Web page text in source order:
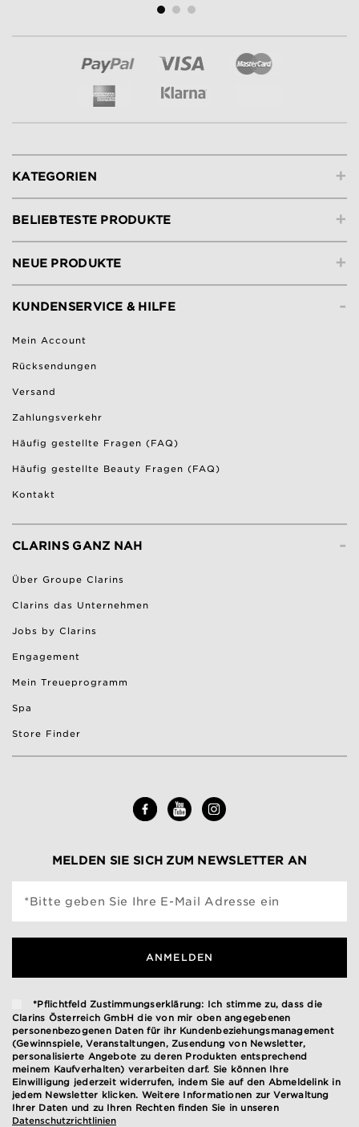
+
KATEGORIEN
+
BELIEBTESTE PRODUKTE
+
NEUE PRODUKTE
-
KUNDENSERVICE & HILFE
Mein Account
Rücksendungen
Versand
Zahlungsverkehr
Häufig gestellte Fragen (FAQ)
Häufig gestellte Beauty Fragen (FAQ)
Kontakt
-
CLARINS GANZ NAH
Über Groupe Clarins
Clarins das Unternehmen
Jobs by Clarins
Engagement
Mein Treueprogramm
Spa
Store Finder
MELDEN SIE SICH ZUM NEWSLETTER AN
*Bitte geben Sie Ihre E-Mail Adresse ein
ANMELDEN
*Pflichtfeld Zustimmungserklärung: Ich stimme zu, dass die
Clarins Österreich GmbH die von mir oben angegebenen
personenbezogenen Daten für ihr Kundenbeziehungsmanagement
(Gewinnspiele, Veranstaltungen, Zusendung von Newsletter,
personalisierte Angebote zu deren Produkten entsprechend
meinem Kaufverhalten) verarbeiten darf. Sie können Ihre
Einwilligung jederzeit widerrufen, indem Sie auf den Abmeldelink in
jedem Newsletter klicken. Weitere Informationen zur Verwaltung
Ihrer Daten und zu Ihren Rechten finden Sie in unseren
Datenschutzrichtlinien